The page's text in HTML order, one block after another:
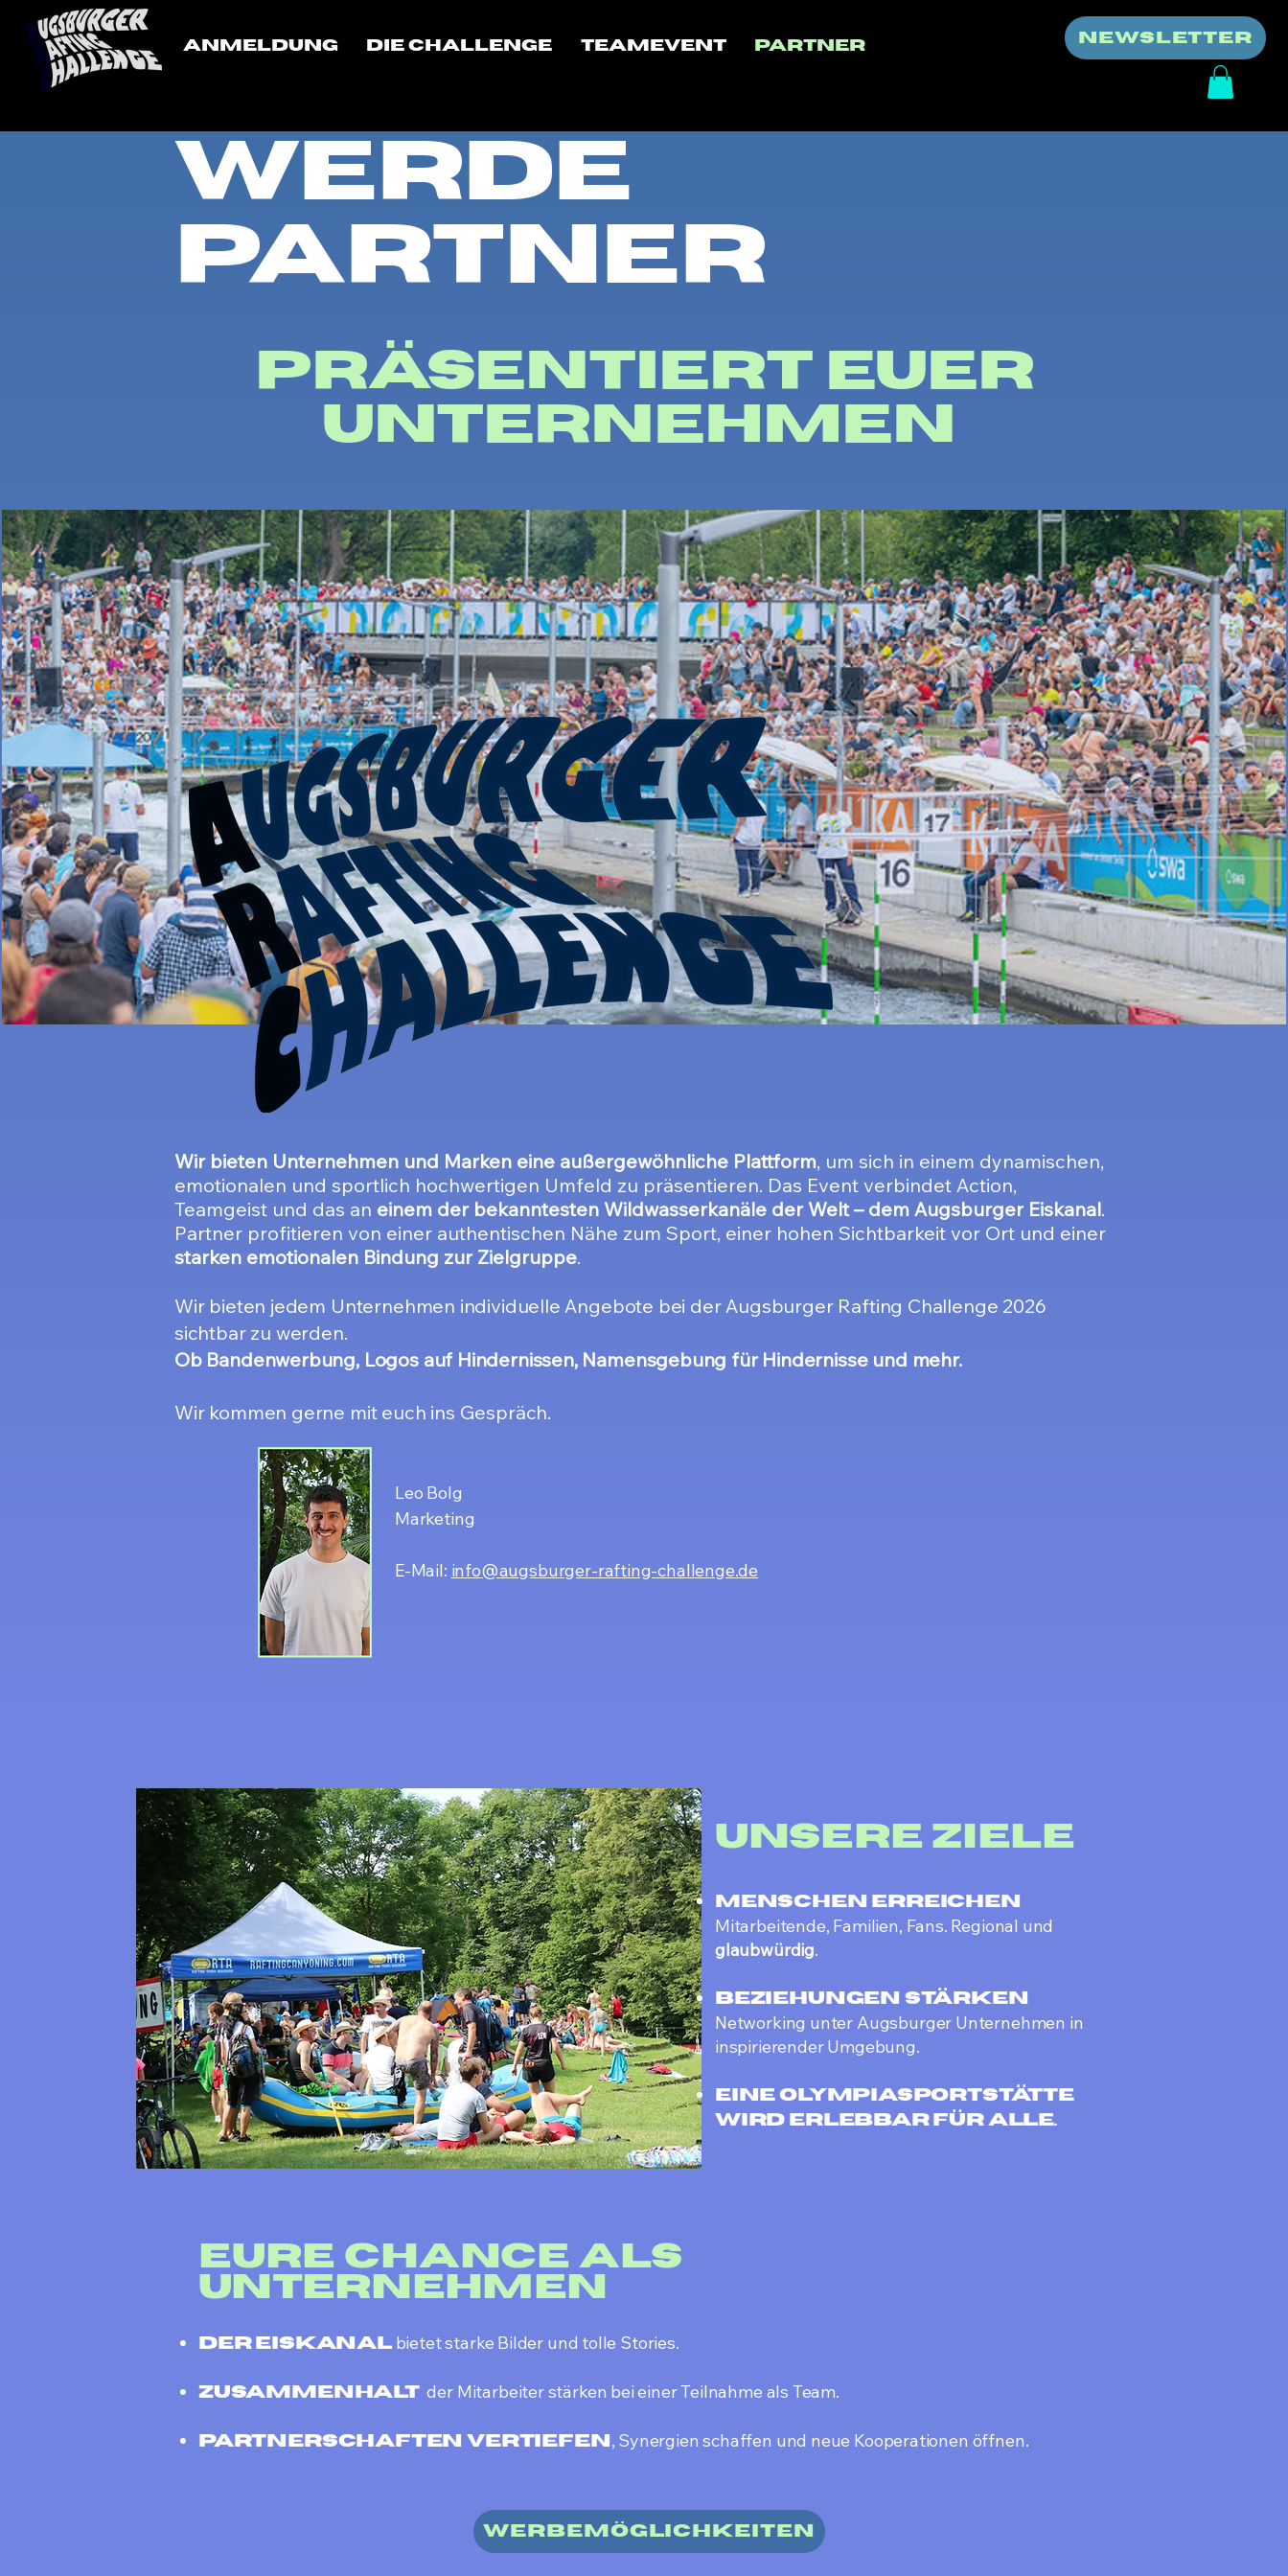
Anmeldung Die Challenge Teamevent Partner NEWSLETTER
Werde
Partner
Präsentiert euer
Unternehmen
Wir bieten Unternehmen und Marken eine außergewöhnliche Plattform, um sich in einem dynamischen,
emotionalen und sportlich hochwertigen Umfeld zu präsentieren. Das Event verbindet Action,
Teamgeist und das an einem der bekanntesten Wildwasserkanäle der Welt – dem Augsburger Eiskanal.
Partner profitieren von einer authentischen Nähe zum Sport, einer hohen Sichtbarkeit vor Ort und einer
starken emotionalen Bindung zur Zielgruppe.
Wir bieten jedem Unternehmen individuelle Angebote bei der Augsburger Rafting Challenge 2026
sichtbar zu werden.
Ob Bandenwerbung, Logos auf Hindernissen, Namensgebung für Hindernisse und mehr.
Wir kommen gerne mit euch ins Gespräch.
Leo Bolg
Marketing
E-Mail: info@augsburger-rafting-challenge.de
Unsere Ziele
Menschen Erreichen
Mitarbeitende, Familien, Fans. Regional und
glaubwürdig.
Beziehungen stärken
Networking unter Augsburger Unternehmen in
inspirierender Umgebung.
Eine Olympiasportstätte
wird erlebbar für alle.
Eure Chance als
Unternehmen
Der eiskanal bietet starke Bilder und tolle Stories.
Zusammenhaltder Mitarbeiter stärken bei einer Teilnahme als Team.
Partnerschaften vertiefen , Synergien schaffen und neue Kooperationen öffnen.
Werbemöglichkeiten